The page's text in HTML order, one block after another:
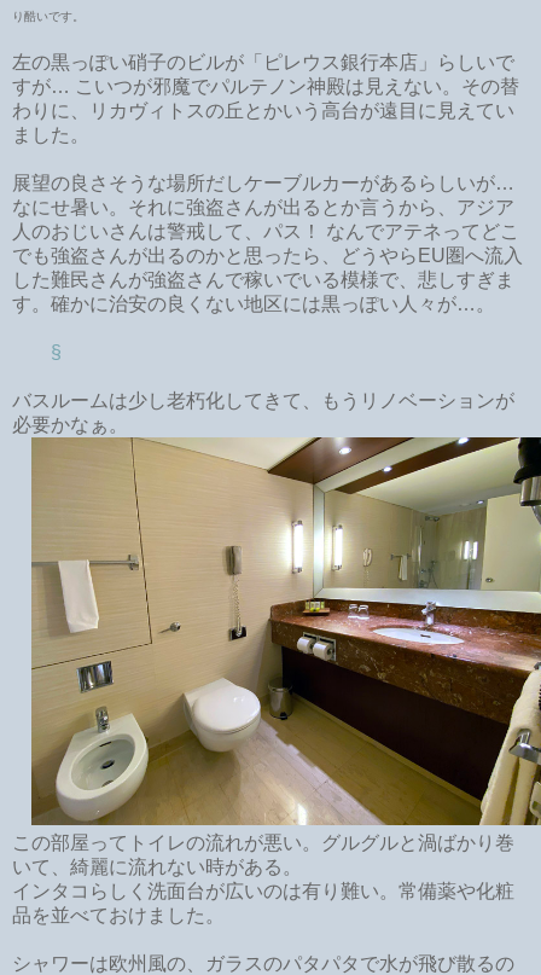
り酷いです。
左の黒っぽい硝子のビルが「ピレウス銀行本店」らしいで
すが… こいつが邪魔でパルテノン神殿は見えない。その替
わりに、リカヴィトスの丘とかいう高台が遠目に見えてい
ました。
展望の良さそうな場所だしケーブルカーがあるらしいが…
なにせ暑い。それに強盗さんが出るとか言うから、アジア
人のおじいさんは警戒して、パス！ なんでアテネってどこ
でも強盗さんが出るのかと思ったら、どうやらEU圏へ流入
した難民さんが強盗さんで稼いでいる模様で、悲しすぎま
す。確かに治安の良くない地区には黒っぽい人々が…。
§
バスルームは少し老朽化してきて、もうリノベーションが
必要かなぁ。
この部屋ってトイレの流れが悪い。グルグルと渦ばかり巻
いて、綺麗に流れない時がある。
インタコらしく洗面台が広いのは有り難い。常備薬や化粧
品を並べておけました。
シャワーは欧州風の、ガラスのパタパタで水が飛び散るの